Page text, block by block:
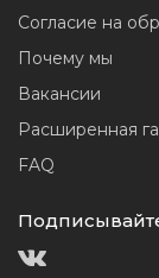
Согласие на
Почему мы
Вакансии
Расширенная
FAQ